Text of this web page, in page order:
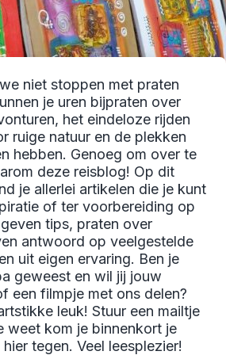
niet stoppen met praten
je uren bijpraten over
het eindeloze rijden
ruige natuur en de plekken
hebben. Genoeg om over te
deze reisblog! Op dit
je allerlei artikelen die je kunt
of ter voorbereiding op
tips, praten over
antwoord op veelgestelde
uit eigen ervaring. Ben je
geweest en wil jij jouw
een filmpje met ons delen?
leuk! Stuur een mailtje
weet kom je binnenkort je
tegen. Veel leesplezier!